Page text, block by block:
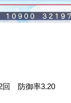
防御率3.20